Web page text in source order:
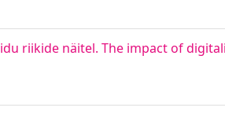
riikide näitel. The impact of